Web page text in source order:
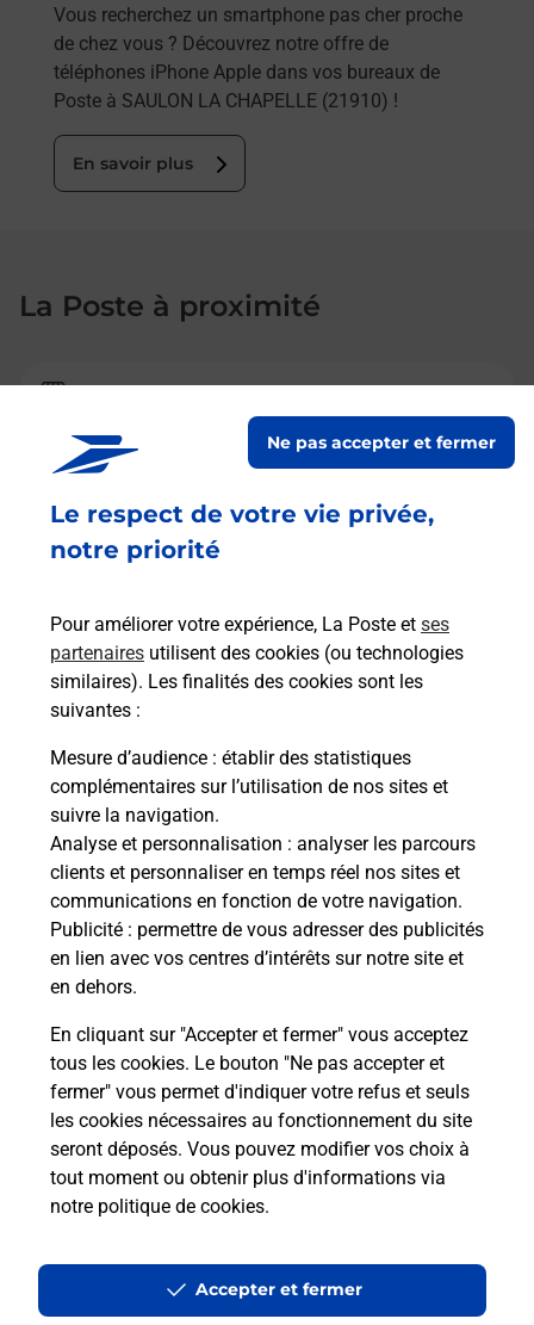
Le respect de votre vie privée,
notre priorité
Pour améliorer votre expérience, La Poste et ses
partenaires utilisent des cookies (ou technologies
similaires). Les finalités des cookies sont les
suivantes :
Mesure d’audience : établir des statistiques
complémentaires sur l’utilisation de nos sites et
suivre la navigation.
Analyse et personnalisation : analyser les parcours
clients et personnaliser en temps réel nos sites et
communications en fonction de votre navigation.
Publicité : permettre de vous adresser des publicités
en lien avec vos centres d’intérêts sur notre site et
en dehors.
En cliquant sur "Accepter et fermer" vous acceptez
tous les cookies. Le bouton "Ne pas accepter et
fermer" vous permet d'indiquer votre refus et seuls
les cookies nécessaires au fonctionnement du site
seront déposés. Vous pouvez modifier vos choix à
tout moment ou obtenir plus d'informations via
notre politique de cookies.
Ne pas accepter et fermer
Accepter et fermer
Vous recherchez un smartphone pas cher proche
de chez vous ? Découvrez notre offre de
téléphones iPhone Apple dans vos bureaux de
Poste à SAULON LA CHAPELLE (21910) !
En savoir plus
La Poste à proximité
GEVREY CHAMBERTIN
ouvre mardi à 09h00
23 AVENUE DE LA GARE
ESPACE LEOPOLD
En savoir plus
La Poste
LONGVIC
Fermé -ouvre lundi à 14h00
1 RUE ROLAND DORGELES
21600 LONGVIC
En savoir plus
Malin !
La Poste
en ligne
Ouvert 24h/24
En savoir plus
Recherchez un autre point de contact